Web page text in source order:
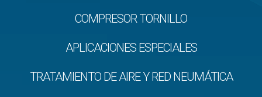
COMPRESOR TORNILLO
APLICACIONES ESPECIALES
TRATAMIENTO DE AIRE Y RED NEUMÁTICA